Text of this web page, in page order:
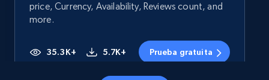
price, Currency, Availability, Reviews count, and
more.
35.3K+ 5.7K+ Prueba gratuita